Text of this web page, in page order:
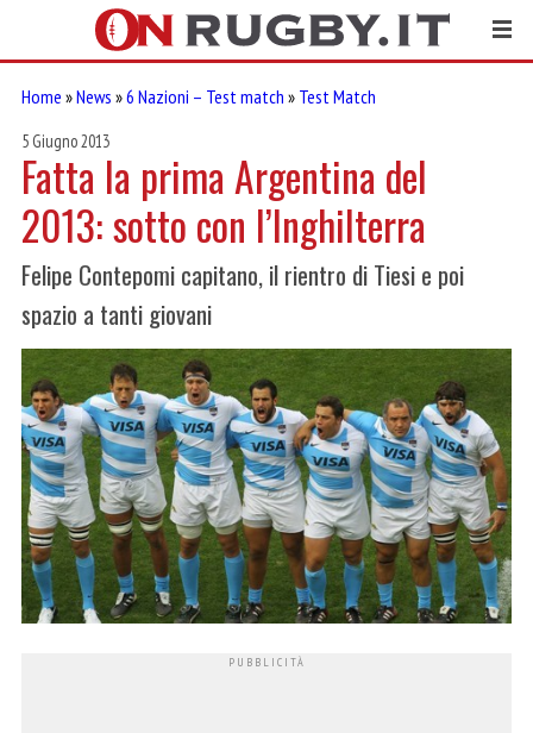
Home »News »6 Nazioni – Test match » Test Match
5 Giugno 2013
Fatta la prima Argentina del
2013: sotto con l’Inghilterra
Felipe Contepomi capitano, il rientro di Tiesi e poi
spazio a tanti giovani